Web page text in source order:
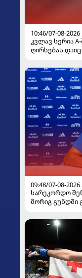
10:46/07-08-2026
კვლავ სერია
ღირსებას
09:48/07-08-2026
სარეკორდო
მორიგ გუნდში